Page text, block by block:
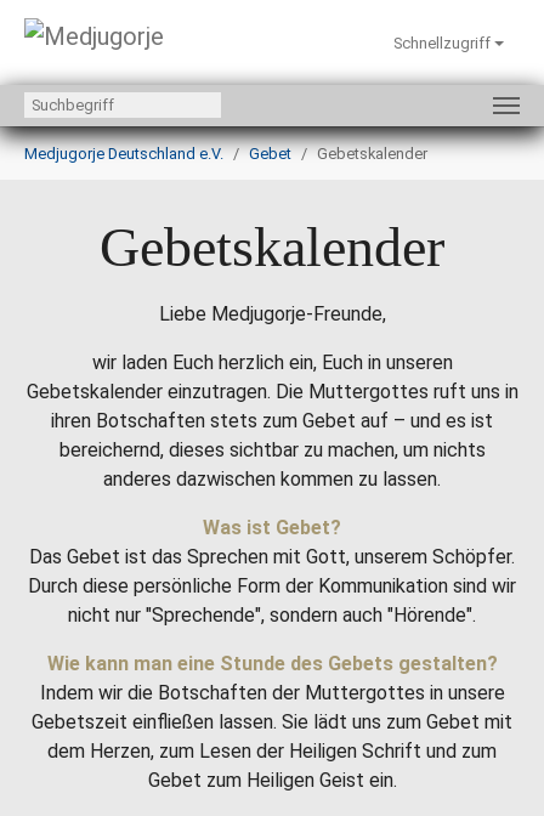
Zum Hauptinhalt springen
Schnellzugriff
Sie sind hier:
Medjugorje Deutschland e.V.
Gebet Gebetskalender
Gebetskalender
Liebe Medjugorje-Freunde,
wir laden Euch herzlich ein, Euch in unseren
Gebetskalender einzutragen. Die Muttergottes ruft uns in
ihren Botschaften stets zum Gebet auf – und es ist
bereichernd, dieses sichtbar zu machen, um nichts
anderes dazwischen kommen zu lassen.
Was ist Gebet?
Das Gebet ist das Sprechen mit Gott, unserem Schöpfer.
Durch diese persönliche Form der Kommunikation sind wir
nicht nur "Sprechende", sondern auch "Hörende".
Wie kann man eine Stunde des Gebets gestalten?
Indem wir die Botschaften der Muttergottes in unsere
Gebetszeit einfließen lassen. Sie lädt uns zum Gebet mit
dem Herzen, zum Lesen der Heiligen Schrift und zum
Gebet zum Heiligen Geist ein.